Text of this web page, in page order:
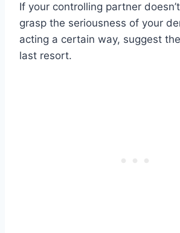
If your controlling partner
grasp the seriousness of your
acting a certain way, suggest
last resort.